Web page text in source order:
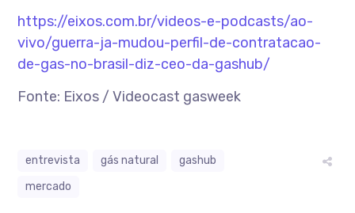
https://eixos.com.br/videos-e-podcasts/ao-
vivo/guerra-ja-mudou-perfil-de-contratacao-
de-gas-no-brasil-diz-ceo-da-gashub/
Fonte: Eixos / Videocast gasweek
entrevista gás natural
gashub
mercado